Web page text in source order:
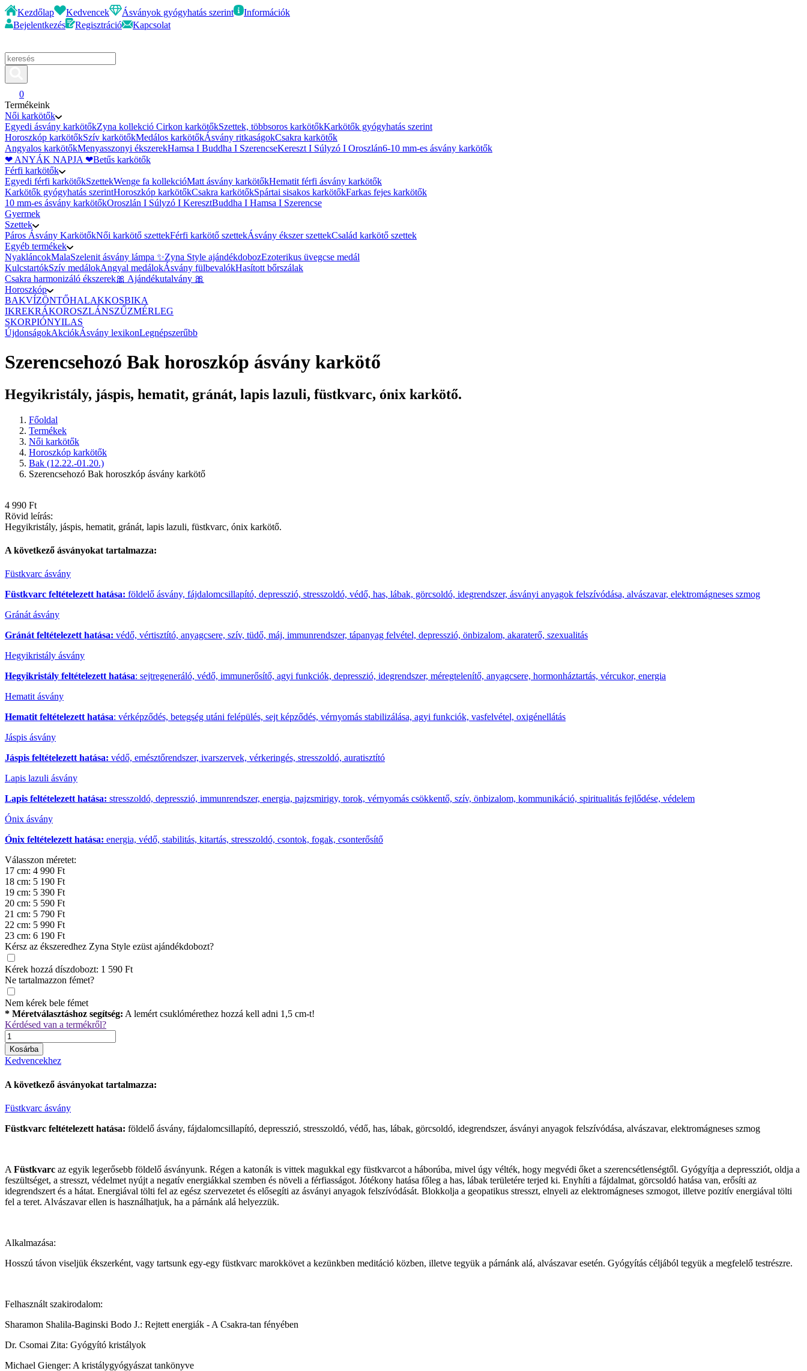
Kezdőlap Kedvencek Ásványok gyógyhatás szerint
Információk
Bejelentkezés
Regisztráció Kapcsolat
0
Termékeink
Női karkötők
Egyedi ásvány karkötőkZyna kollekció Cirkon karkötőkSzettek, többsoros karkötőkKarkötők gyógyhatás szerint
Horoszkóp karkötőkSzív karkötőkMedálos karkötőkÁsvány ritkaságokCsakra karkötők
Angyalos karkötőkMenyasszonyi ékszerekHamsa I Buddha I SzerencseKereszt I Súlyzó I Oroszlán6-10 mm-es ásvány karkötők
❤ ANYÁK NAPJA ❤Betűs karkötők
Férfi karkötők
Egyedi férfi karkötőkSzettekWenge fa kollekcióMatt ásvány karkötőkHematit férfi ásvány karkötők
Karkötők gyógyhatás szerintHoroszkóp karkötőkCsakra karkötőkSpártai sisakos karkötőkFarkas fejes karkötők
10 mm-es ásvány karkötőkOroszlán I Súlyzó I KeresztBuddha I Hamsa I Szerencse
Gyermek
Szettek
Páros Ásvány KarkötőkNői karkötő szettekFérfi karkötő szettekÁsvány ékszer szettekCsalád karkötő szettek
Egyéb termékek
NyakláncokMalaSzelenit ásvány lámpa ✨Zyna Style ajándékdobozEzoterikus üvegcse medál
KulcstartókSzív medálokAngyal medálokÁsvány fülbevalókHasított bőrszálak
Csakra harmonizáló ékszerek🎀 Ajándékutalvány 🎀
Horoszkóp
BAKVÍZÖNTŐHALAKKOSBIKA
IKREKRÁKOROSZLÁNSZŰZMÉRLEG
SKORPIÓNYILAS
ÚjdonságokAkciókÁsvány lexikonLegnépszerűbb
Szerencsehozó Bak horoszkóp ásvány karkötő
Hegyikristály, jáspis, hematit, gránát, lapis lazuli, füstkvarc, ónix karkötő.
Főoldal
Termékek
Női karkötők
Horoszkóp karkötők
Bak (12.22.-01.20.)
Szerencsehozó Bak horoszkóp ásvány karkötő
4 990 Ft
Rövid leírás:
Hegyikristály, jáspis, hematit, gránát, lapis lazuli, füstkvarc, ónix karkötő.
A következő ásványokat tartalmazza:
Füstkvarc ásvány
Füstkvarc feltételezett hatása: földelő ásvány, fájdalomcsillapító, depresszió, stresszoldó, védő, has, lábak, görcsoldó, idegrendszer, ásványi anyagok felszívódása, alvászavar, elektromágneses szmog
Gránát ásvány
Gránát feltételezett hatása: védő, vértisztító, anyagcsere, szív, tüdő, máj, immunrendszer, tápanyag felvétel, depresszió, önbizalom, akaraterő, szexualitás
Hegyikristály ásvány
Hegyikristály feltételezett hatása: sejtregeneráló, védő, immunerősítő, agyi funkciók, depresszió, idegrendszer, méregtelenítő, anyagcsere, hormonháztartás, vércukor, energia
Hematit ásvány
Hematit feltételezett hatása: vérképződés, betegség utáni felépülés, sejt képződés, vérnyomás stabilizálása, agyi funkciók, vasfelvétel, oxigénellátás
Jáspis ásvány
Jáspis feltételezett hatása: védő, emésztőrendszer, ivarszervek, vérkeringés, stresszoldó, auratisztító
Lapis lazuli ásvány
Lapis feltételezett hatása: stresszoldó, depresszió, immunrendszer, energia, pajzsmirigy, torok, vérnyomás csökkentő, szív, önbizalom, kommunikáció, spiritualitás fejlődése, védelem
Ónix ásvány
Ónix feltételezett hatása: energia, védő, stabilitás, kitartás, stresszoldó, csontok, fogak, csonterősítő
Válasszon méretet:
17 cm: 4 990 Ft
18 cm: 5 190 Ft
19 cm: 5 390 Ft
20 cm: 5 590 Ft
21 cm: 5 790 Ft
22 cm: 5 990 Ft
23 cm: 6 190 Ft
Kérsz az ékszeredhez Zyna Style ezüst ajándékdobozt?
Kérek hozzá díszdobozt: 1 590 Ft
Ne tartalmazzon fémet?
Nem kérek bele fémet
* Méretválasztáshoz segítség: A lemért csuklómérethez hozzá kell adni 1,5 cm-t!
Kérdésed van a termékről?
Kosárba
Kedvencekhez
A következő ásványokat tartalmazza:
Füstkvarc ásvány
Füstkvarc feltételezett hatása: földelő ásvány, fájdalomcsillapító, depresszió, stresszoldó, védő, has, lábak, görcsoldó, idegrendszer, ásványi anyagok felszívódása, alvászavar, elektromágneses szmog
A Füstkvarc az egyik legerősebb földelő ásványunk. Régen a katonák is vittek magukkal egy füstkvarcot a háborúba, mivel úgy vélték, hogy megvédi őket a szerencsétlenségtől. Gyógyítja a depressziót, oldja a
feszültséget, a stresszt, védelmet nyújt a negatív energiákkal szemben és növeli a férfiasságot. Jótékony hatása főleg a has, lábak területére terjed ki. Enyhíti a fájdalmat, görcsoldó hatása van, erősíti az
idegrendszert és a hátat. Energiával tölti fel az egész szervezetet és elősegíti az ásványi anyagok felszívódását. Blokkolja a geopatikus stresszt, elnyeli az elektromágneses szmogot, illetve pozitív energiával tölti
fel a teret. Alvászavar ellen is használhatjuk, ha a párnánk alá helyezzük.
Alkalmazása:
Hosszú távon viseljük ékszerként, vagy tartsunk egy-egy füstkvarc marokkövet a kezünkben meditáció közben, illetve tegyük a párnánk alá, alvászavar esetén. Gyógyítás céljából tegyük a megfelelő testrészre.
Felhasznált szakirodalom:
Sharamon Shalila-Baginski Bodo J.: Rejtett energiák - A Csakra-tan fényében
Dr. Csomai Zita: Gyógyító kristályok
Michael Gienger: A kristálygyógyászat tankönyve